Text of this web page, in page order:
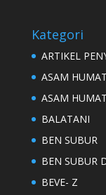
Kategori
ARTIKEL
ASAM
ASAM
BALATANI
BEN SUBUR
BEN SUBUR
BEVE- Z